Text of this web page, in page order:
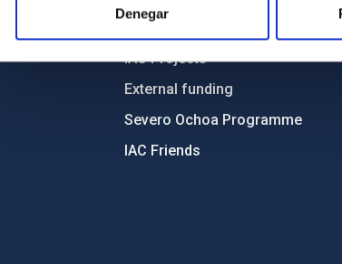
Denegar
Forever IAC
IAC Projects
External funding
Severo Ochoa Programme
IAC Friends